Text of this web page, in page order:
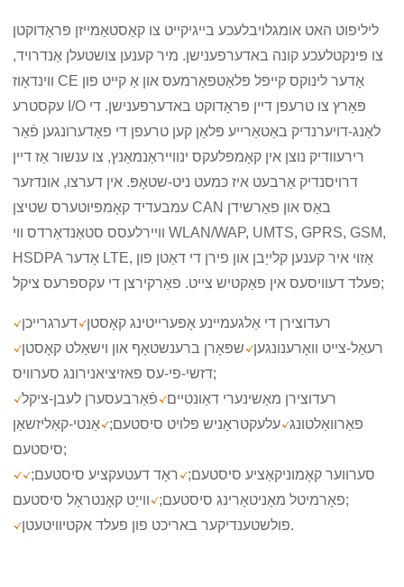
ליליפוט האט אומגלויבלעכע בייגיקייט צו קאַסטאַמייזן פּראָדוקטן
צו פּינקטלעכע קונה באדערפענישן. מיר קענען צושטעלן אַנדרויד,
ווינדאָוז CE אָדער לינוקס קייפל פּלאַטפאָרמעס און אַ קייט פון
עקסטרע I/O פּאָרץ צו טרעפן דיין פּראָדוקט באדערפענישן. די
לאַנג-דויערנדיק באַטאַרייע פּלאַן קען טרעפן די פאָדערונגען פֿאַר
רירעוודיק נוצן אין קאָמפּלעקס ינווייראַנמאַנץ, צו ענשור אַז דיין
דרויסנדיק אַרבעט איז כּמעט ניט-שטאָפּ. אין דערצו, אונדזער
עמבעדיד קאָמפּיוטערס שטיצן CAN באַס און פאַרשידן
וויירלעסס סטאַנדאַרדס ווי WLAN/WAP, UMTS, GPRS, GSM,
HSDPA אָדער LTE, אַזוי איר קענען קלייַבן און פירן די דאַטן פון
פעלד דעוויסעס אין פאַקטיש צייט. פאַרקירצן די עקספּרעס ציקל;
רעדוצירן די אַלגעמיינע אָפּערייטינג קאָסטן
דערגרייכן
רעאַל-צייט וואָרענונגען
שפּאָרן ברענשטאָף און וישאַלט קאָסטן
דזשי-פי-עס פאזיציאנירונג סערוויס;
רעדוצירן מאַשינערי דאַונטיים
פֿאַרבעסערן לעבן-ציקל
פאַרוואַלטונג
עלעקטראָניש פּלויט סיסטעם;
אַנטי-קאַליזשאַן
סיסטעם;
סערווער קאָמוניקאַציע סיסטעם;
ראָד דעטעקציע סיסטעם;
פאָרמיטל מאָניטאָרינג סיסטעם;ווייַט קאָנטראָל סיסטעם;
פולשטענדיקער באריכט פון פעלד אקטיוויטעטן.